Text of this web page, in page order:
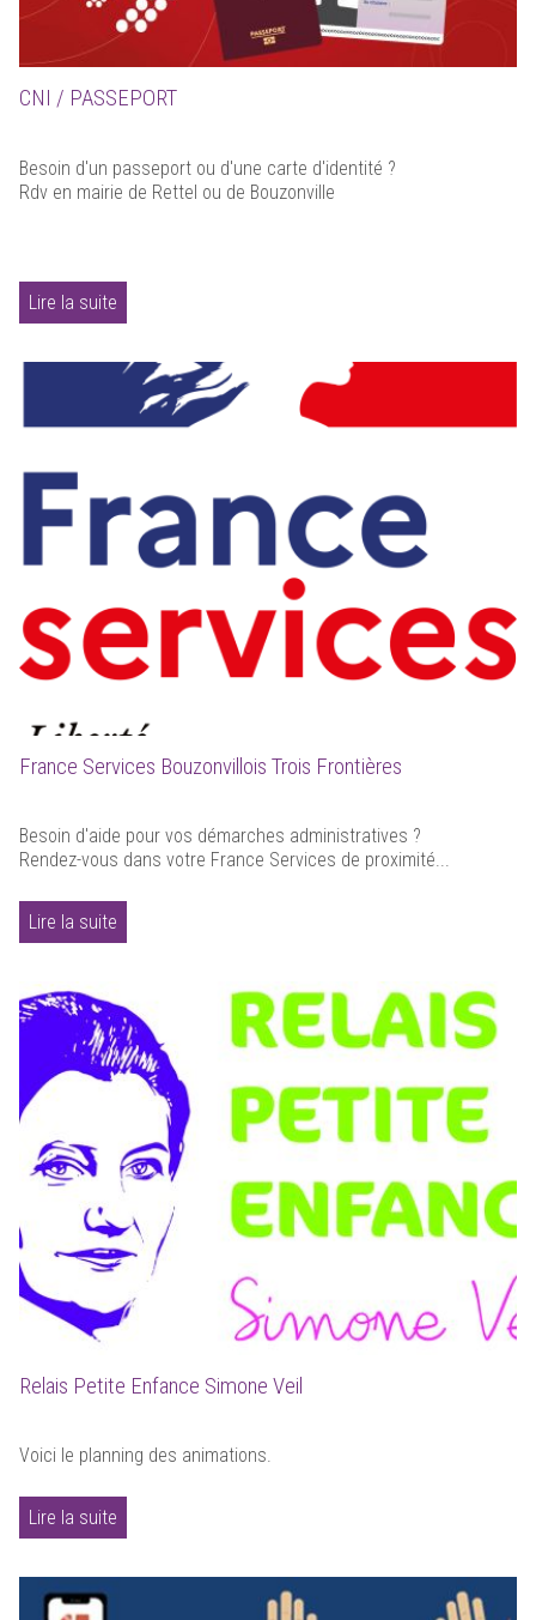
CNI / PASSEPORT
Besoin d'un passeport ou d'une carte d'identité ?
Rdv en mairie de Rettel ou de Bouzonville
Lire la suite
France Services Bouzonvillois Trois Frontières
Besoin d'aide pour vos démarches administratives ?
Rendez-vous dans votre France Services de proximité...
Lire la suite
Relais Petite Enfance Simone Veil
Voici le planning des animations.
Lire la suite